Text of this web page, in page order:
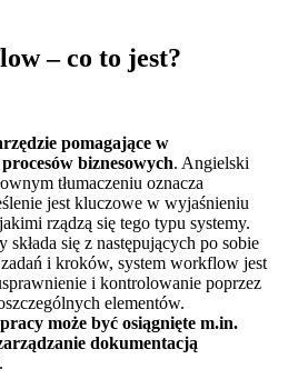
– co to jest?
pomagające w
biznesowych. Angielski
tłumaczeniu oznacza
jest kluczowe w wyjaśnieniu
rządzą się tego typu systemy.
się z następujących po sobie
i kroków, system workflow jest
i kontrolowanie poprzez
elementów.
może być osiągnięte m.in.
dokumentacją
.